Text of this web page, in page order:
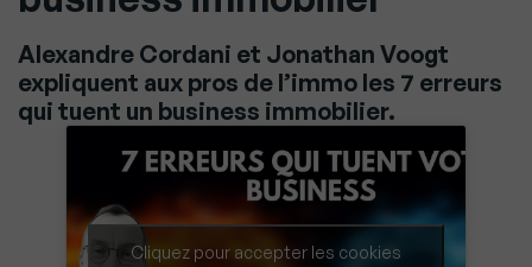
Alexandre Cordani et Jonathan Voogt
expliquent aux pros de l’immo les 7 erreurs
qui tuent un business immobilier.
Cliquez pour accepter les cookies